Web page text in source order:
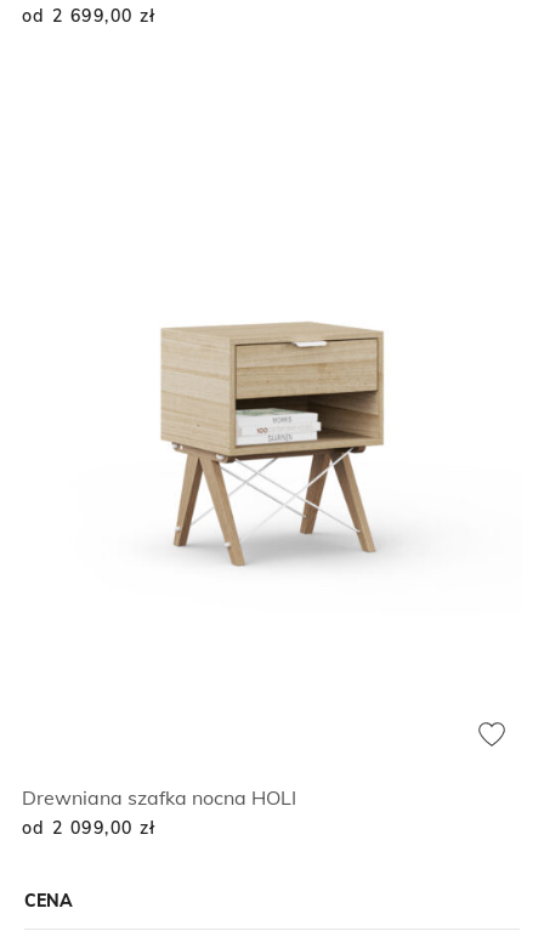
CENA
od 2 699,00 zł
Drewniana szafka nocna HOLI
od 2 099,00 zł